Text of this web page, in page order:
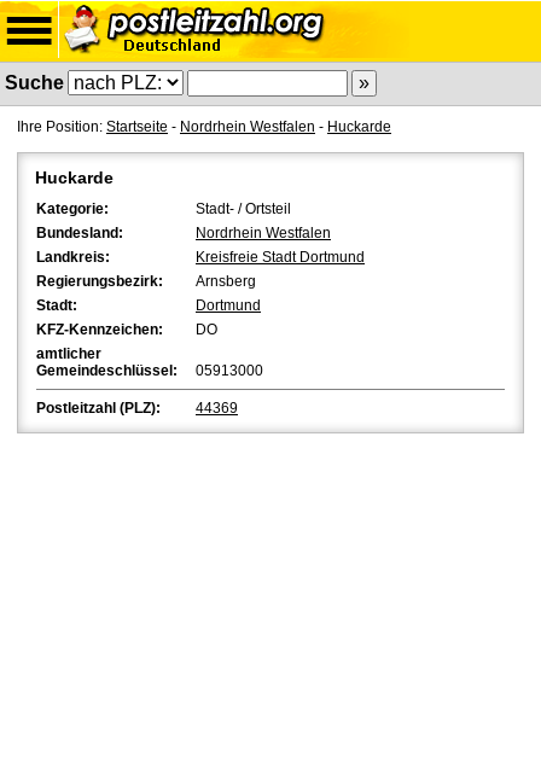
Suche
Ihre Position: Startseite - Nordrhein Westfalen - Huckarde
Huckarde
Kategorie:
Stadt- / Ortsteil
Bundesland:
Nordrhein Westfalen
Landkreis:
Kreisfreie Stadt Dortmund
Regierungsbezirk:
Arnsberg
Stadt:
Dortmund
KFZ-Kennzeichen:
DO
amtlicher
Gemeindeschlüssel:
05913000
Postleitzahl (PLZ): 44369